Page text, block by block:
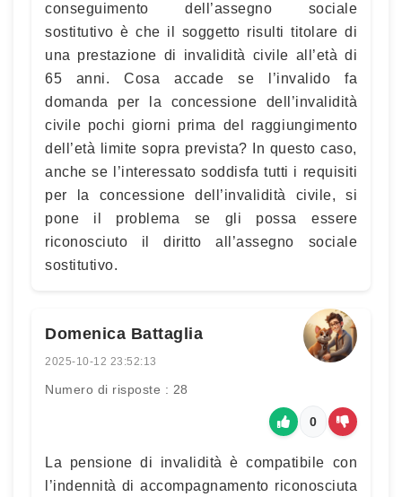
conseguimento dell’assegno sociale
sostitutivo è che il soggetto risulti titolare di
una prestazione di invalidità civile all’età di
65 anni. Cosa accade se l’invalido fa
domanda per la concessione dell’invalidità
civile pochi giorni prima del raggiungimento
dell’età limite sopra prevista? In questo caso,
anche se l’interessato soddisfa tutti i requisiti
per la concessione dell’invalidità civile, si
pone il problema se gli possa essere
riconosciuto il diritto all’assegno sociale
sostitutivo.
Domenica Battaglia
2025-10-12 23:52:13
Numero di risposte : 28
0
La pensione di invalidità è compatibile con
l’indennità di accompagnamento riconosciuta